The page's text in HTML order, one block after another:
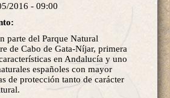
2016 - 09:00
parte del Parque Natural
de Cabo de Gata-Níjar, primera
en Andalucía y uno
españoles con mayor
de protección tanto de carácter